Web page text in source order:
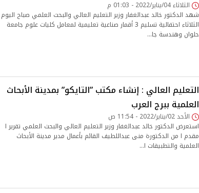
الثلاثاء 04/يناير/2022 - 01:03 م
شهد الدكتور خالد عبدالغفار وزير التعليم العالي والبحث العلمي صباح اليوم
الثلاثاء احتفالية تسليم 3 أقمار صناعية تعليمية لمعامل كليات علوم جامعة
حلوان وهندسة جا…
التعليم العالي : إنشاء مكتب ”التايكو” بمدينة الأبحاث
العلمية ببرج العرب
الأحد 02/يناير/2022 - 11:54 ص
استعرض الدكتور خالد عبدالغفار وزير التعليم العالي والبحث العلمي تقرير ا
مقدم ا من الدكتورة منى عبداللطيف القائم بأعمال مدير مدينة الأبحاث
العلمية والتطبيقات ا…